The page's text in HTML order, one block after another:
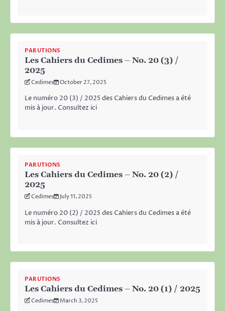
PARUTIONS
Les Cahiers du Cedimes – No. 20 (3) /
2025
Cedimes October 27, 2025
Le numéro 20 (3) / 2025 des Cahiers du Cedimes a été
mis à jour. Consultez ici
PARUTIONS
Les Cahiers du Cedimes – No. 20 (2) /
2025
Cedimes July 11, 2025
Le numéro 20 (2) / 2025 des Cahiers du Cedimes a été
mis à jour. Consultez ici
PARUTIONS
Les Cahiers du Cedimes – No. 20 (1) / 2025
Cedimes March 3, 2025